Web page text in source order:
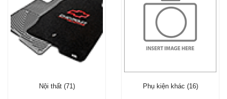
Nội thất (71) Phụ kiện khác (16)